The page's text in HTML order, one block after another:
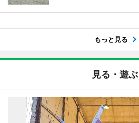
もっと見る
見る・遊ぶ